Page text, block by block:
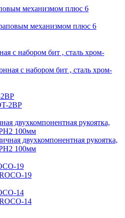
механизмом плюс 6
с набором бит , сталь хром-
двухкомпонентная рукоятка,
100мм
19
14